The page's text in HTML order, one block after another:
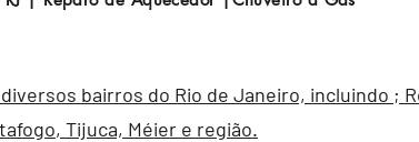
bairros do Rio de Janeiro, incluindo ;
, Tijuca, Méier e região.